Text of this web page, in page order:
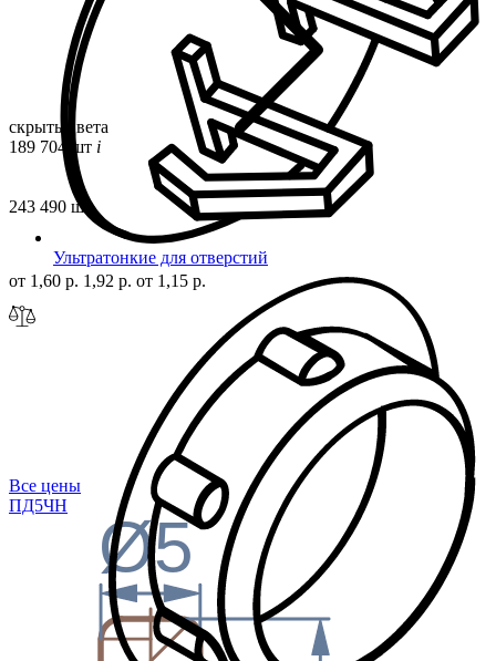
Ультратонкие для отверстий
скрыть цвета
189 704 шт i
243 490 шт
от 1,60 р. 1,92 р. от 1,15 р.
Все цены
ПД5ЧН
Ø5